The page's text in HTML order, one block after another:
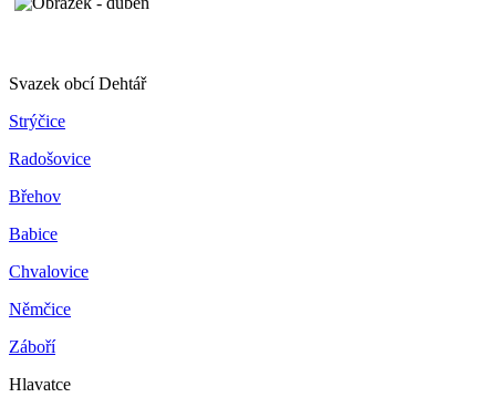
Svazek obcí Dehtář
Strýčice
Radošovice
Břehov
Babice
Chvalovice
Němčice
Záboří
Hlavatce